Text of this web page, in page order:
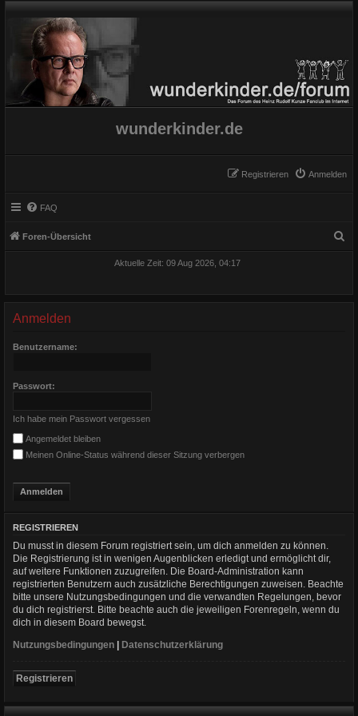
wunderkinder.de
Anmelden
Registrieren
FAQ
Foren-Übersicht
Aktuelle Zeit: 09 Aug 2026, 04:17
Anmelden
Benutzername:
Passwort:
Ich habe mein Passwort vergessen
Angemeldet bleiben
Meinen Online-Status während dieser Sitzung verbergen
REGISTRIEREN
Du musst in diesem Forum registriert sein, um dich anmelden zu können.
Die Registrierung ist in wenigen Augenblicken erledigt und ermöglicht dir,
auf weitere Funktionen zuzugreifen. Die Board-Administration kann
registrierten Benutzern auch zusätzliche Berechtigungen zuweisen. Beachte
bitte unsere Nutzungsbedingungen und die verwandten Regelungen, bevor
du dich registrierst. Bitte beachte auch die jeweiligen Forenregeln, wenn du
dich in diesem Board bewegst.
Nutzungsbedingungen
Datenschutzerklärung
Registrieren